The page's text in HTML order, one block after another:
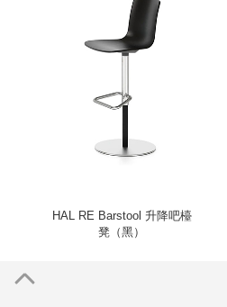
HAL RE Barstool 升降吧檯
凳（黑）